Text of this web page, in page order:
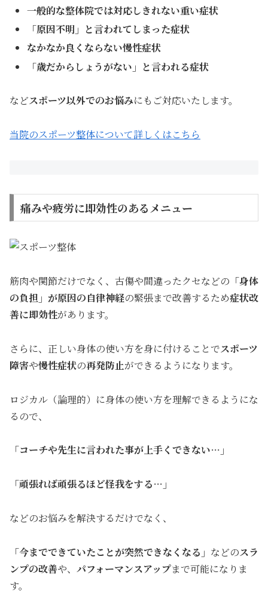
一般的な整体院では対応しきれない重い症状
「原因不明」と言われてしまった症状
なかなか良くならない慢性症状
「歳だからしょうがない」と言われる症状
などスポーツ以外でのお悩みにもご対応いたします。
当院のスポーツ整体について詳しくはこちら
痛みや疲労に即効性のあるメニュー
筋肉や関節だけでなく、古傷や間違ったクセなどの 「身体
の負担」が原因の自律神経の緊張まで改善するため症状改
善に即効性があります。
さらに、正しい身体の使い方を身に付けることでスポーツ
障害や慢性症状の再発防止ができるようになります。
ロジカル（論理的）に身体の使い方を理解できるようにな
るので、
「コーチや先生に言われた事が上手くできない…」
「頑張れば頑張るほど怪我をする…」
などのお悩みを解決するだけでなく、
「今までできていたことが突然できなくなる」 などのスラ
ンプの改善や、 パフォーマンスアップまで可能になりま
す。